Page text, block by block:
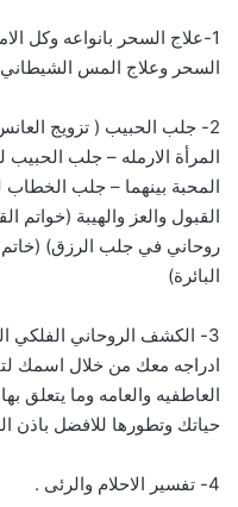
1-علاج السحر بانواعه وكل
السحر وعلاج المس
2- جلب الحبيب ( تزويج
المرأة الارمله – جلب الحبيب
المحبة بينهما – جلب الخطاب
القبول والعز والهيبة (خواتم
روحاني في جلب الرزق)
البائرة)
3- الكشف الروحاني الفلكي
ادراجه معك من خلال اسمك
العاطفيه والعامه وما يتعلق
حياتك وتطورها للافضل باذن
4- تفسير الاحلام والرئى .